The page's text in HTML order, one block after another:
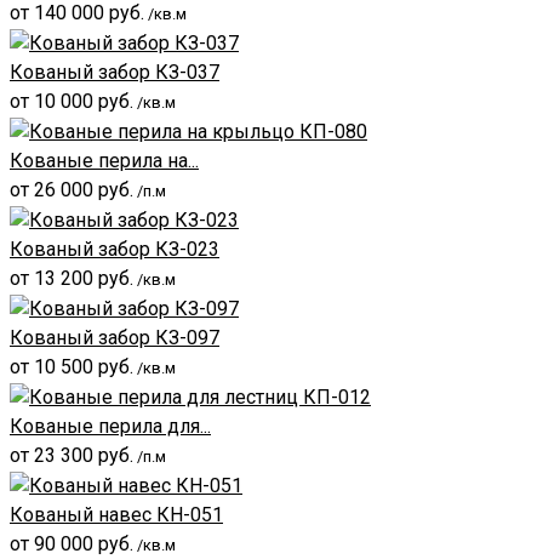
от 140 000 руб. /кв.м
Кованый забор КЗ-037
от 10 000 руб. /кв.м
Кованые перила на...
от 26 000 руб. /п.м
Кованый забор КЗ-023
от 13 200 руб. /кв.м
Кованый забор КЗ-097
от 10 500 руб. /кв.м
Кованые перила для...
от 23 300 руб. /п.м
Кованый навес КН-051
от 90 000 руб. /кв.м